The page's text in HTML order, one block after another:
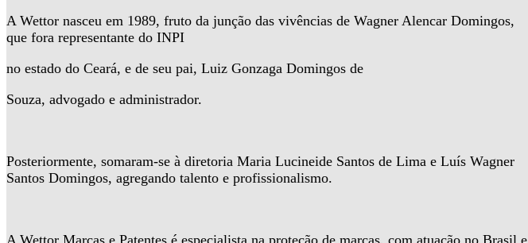
A Wettor nasceu em 1989, fruto da junção das vivências de Wagner Alencar Domingos,
que fora representante do INPI
no estado do Ceará, e de seu pai, Luiz Gonzaga Domingos de
Souza, advogado e administrador.
Posteriormente, somaram-se à diretoria Maria Lucineide Santos de Lima e Luís Wagner
Santos Domingos, agregando talento e profissionalismo.